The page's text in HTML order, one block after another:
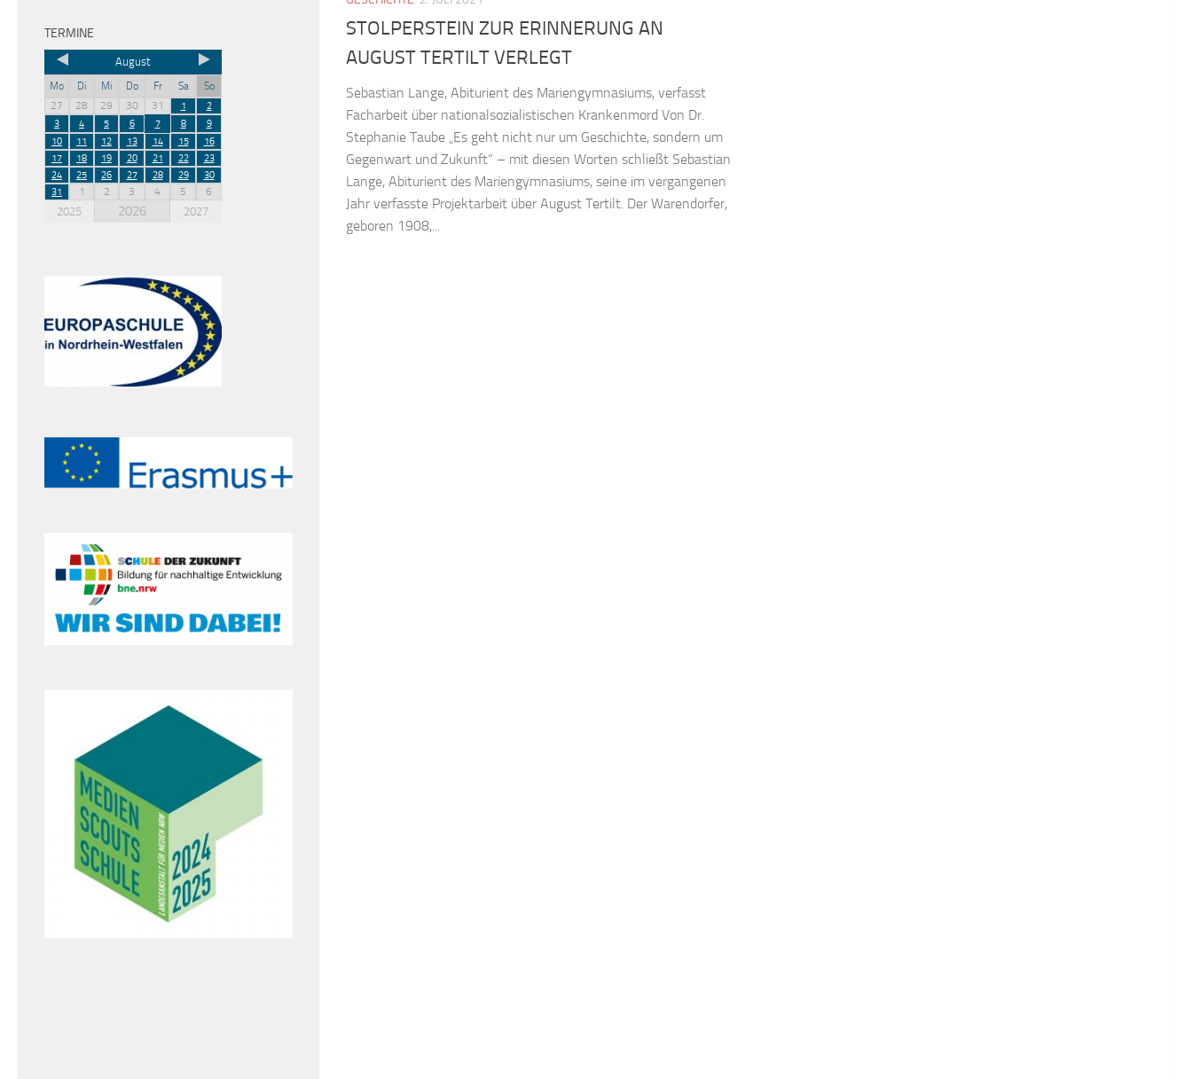
STOLPERSTEIN ZUR ERINNERUNG AN
AUGUST TERTILT VERLEGT
Sebastian Lange, Abiturient des Mariengymnasiums, verfasst
Facharbeit über nationalsozialistischen Krankenmord Von Dr.
Stephanie Taube „Es geht nicht nur um Geschichte, sondern um
Gegenwart und Zukunft“ – mit diesen Worten schließt Sebastian
Lange, Abiturient des Mariengymnasiums, seine im vergangenen
Jahr verfasste Projektarbeit über August Tertilt. Der Warendorfer,
geboren 1908,...
TERMINE
August
Mo Di Mi Do Fr Sa
So
27
28 29 30 31 1
2
3
4 5 6 7 8
9
10
11 12 13 14 15
16
17
18 19 20 21 22
23
24
25 26 27 28 29
30
31
1 2 3 4 5 6
2025 2026 2027